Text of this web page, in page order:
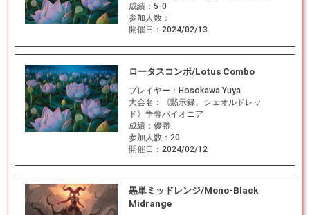
成績： 5-0
参加人数：
開催日： 2024/02/13
ロータスコンボ/Lotus Combo
プレイヤー： Hosokawa Yuya
大会名：
《黙示録、シェオルドレッ
ド》争奪パイオニア
成績： 優勝
参加人数： 20
開催日： 2024/02/12
黒単ミッドレンジ/Mono-Black
Midrange